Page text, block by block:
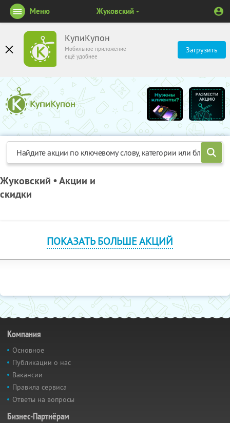
КупиКупон
Мобильное приложение
ещё удобнее
Загрузить
Меню Жуковский
Жуковский • Акции и
скидки
ПОКАЗАТЬ БОЛЬШЕ АКЦИЙ
Компания
Основное
Публикации о нас
Вакансии
Правила сервиса
Ответы на вопросы
Бизнес-Партнёрам